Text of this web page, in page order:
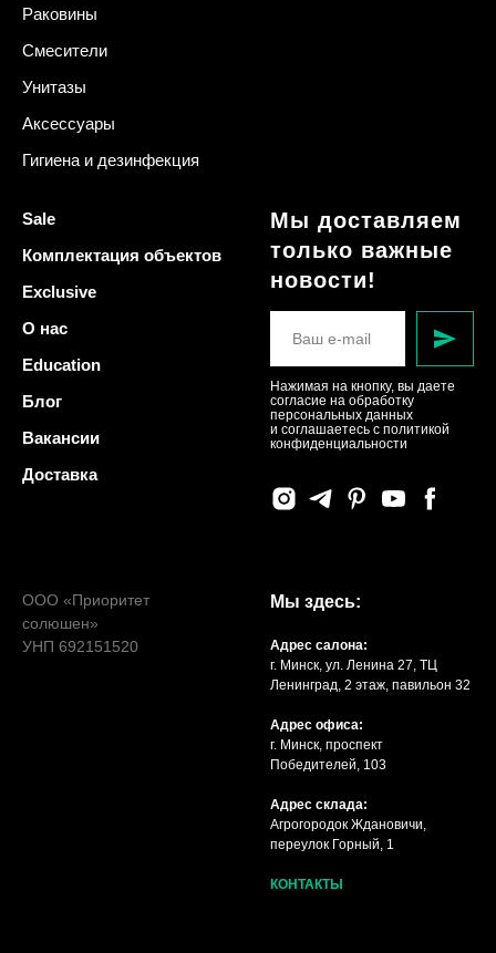
Раковины
Смесители
Унитазы
Аксессуары
Гигиена и дезинфекция
Sale
Комплектация объектов
Exclusive
О нас
Education
Блог
Вакансии
Доставка
Мы доставляем
только важные
новости!
Нажимая на кнопку, вы даете
согласие на обработку
персональных данных
и соглашаетесь c политикой
конфиденциальности
ООО «Приоритет
солюшен»
УНП 692151520
Мы здесь:
Адрес салона:
г. Минск, ул. Ленина 27, ТЦ
Ленинград, 2 этаж, павильон 32
Адрес офиса:
г. Минск, проспект
Победителей, 103
Адрес склада:
Агрогородок Ждановичи,
переулок Горный, 1
КОНТАКТЫ